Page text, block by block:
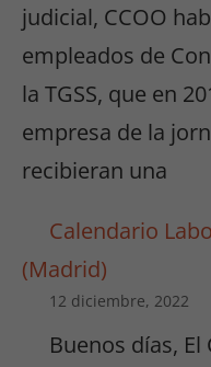
judicial, CCOO
empleados de
la TGSS, que en
empresa de la
recibieran una
Calendario
(Madrid)
12 diciembre, 2022
Buenos días,